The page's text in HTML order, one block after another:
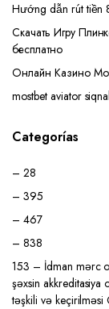
Hướng dẫn rút tiền
Скачать Игру
бесплатно
Онлайн Казино
mostbet aviator
Categorías
– 28
– 395
– 467
– 838
153 – İdman mərc
şəxsin akkreditasiya
təşkili və keçirilməsi